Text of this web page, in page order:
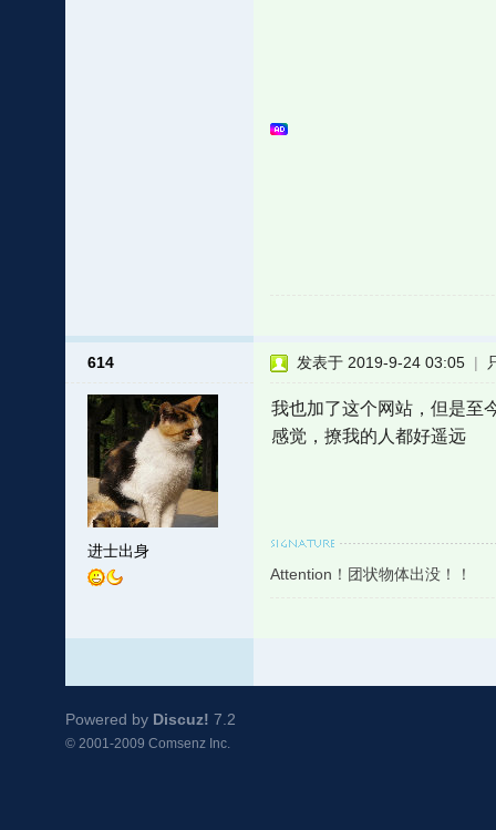
614
进士出身
发表于 2019-9-24 03:05 |
我也加了这个网站，但是至
感觉，撩我的人都好遥远
Attention！团状物体出没！！
Powered by Discuz! 7.2
© 2001-2009 Comsenz Inc.